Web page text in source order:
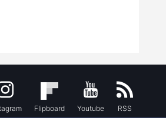
Flipboard Youtube RSS